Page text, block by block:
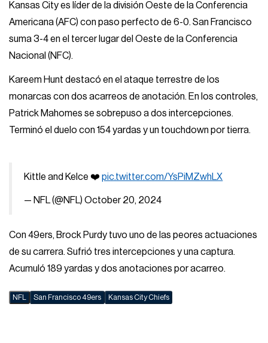
Kansas City es líder de la división Oeste de la Conferencia
Americana (AFC) con paso perfecto de 6-0. San Francisco
suma 3-4 en el tercer lugar del Oeste de la Conferencia
Nacional (NFC).
Kareem Hunt destacó en el ataque terrestre de los
monarcas con dos acarreos de anotación. En los controles,
Patrick Mahomes se sobrepuso a dos intercepciones.
Terminó el duelo con 154 yardas y un touchdown por tierra.
Kittle and Kelce ❤️pic.twitter.com/YsPiMZwhLX
— NFL (@NFL)October 20, 2024
Con 49ers, Brock Purdy tuvo uno de las peores actuaciones
de su carrera. Sufrió tres intercepciones y una captura.
Acumuló 189 yardas y dos anotaciones por acarreo.
NFL San Francisco 49ers Kansas City Chiefs